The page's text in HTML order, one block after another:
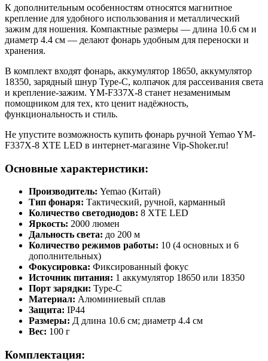
К дополнительным особенностям относятся магнитное
крепление для удобного использования и металлический
зажим для ношения. Компактные размеры — длина 10.6 см и
диаметр 4.4 см — делают фонарь удобным для переноски и
хранения.
В комплект входят фонарь, аккумулятор 18650, аккумулятор
18350, зарядный шнур Type-C, колпачок для рассеивания света
и крепление-зажим. YM-F337X-8 станет незаменимым
помощником для тех, кто ценит надёжность,
функциональность и стиль.
Не упустите возможность купить фонарь ручной Yemao YM-
F337X-8 XTE LED в интернет-магазине Vip-Shoker.ru!
Основные характеристики:
Производитель: Yemao (Китай)
Тип фонаря: Тактический, ручной, карманный
Количество светодиодов: 8 XTE LED
Яркость: 2000 люмен
Дальность света: до 200 м
Количество режимов работы: 10 (4 основных и 6
дополнительных)
Фокусировка: Фиксированный фокус
Источник питания: 1 аккумулятор 18650 или 18350
Порт зарядки: Type-C
Материал: Алюминиевый сплав
Защита: IP44
Размеры: Д длина 10.6 см; диаметр 4.4 см
Вес: 100 г
Комплектация: